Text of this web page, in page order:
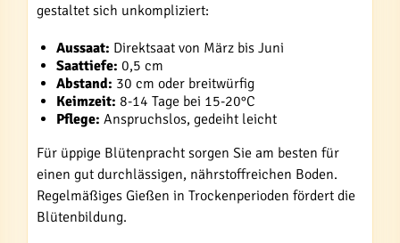
gestaltet sich unkompliziert:
Aussaat: Direktsaat von März bis Juni
Saattiefe: 0,5 cm
Abstand: 30 cm oder breitwürfig
Keimzeit: 8-14 Tage bei 15-20°C
Pflege: Anspruchslos, gedeiht leicht
Für üppige Blütenpracht sorgen Sie am besten für
einen gut durchlässigen, nährstoffreichen Boden.
Regelmäßiges Gießen in Trockenperioden fördert die
Blütenbildung.